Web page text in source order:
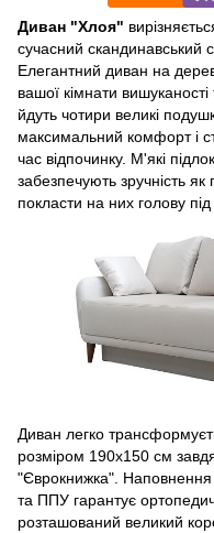
Диван "Хлоя"
сучасний скандинавський
Елегантний диван на
вашої кімнати
йдуть чотири великі
максимальний комфорт і
час відпочинку. М'які
забезпечують зручність
покласти на них голову
Диван легко
розміром 190х150 см
"Єврокнижка". Наповнення
та ППУ гарантує
розташований великий